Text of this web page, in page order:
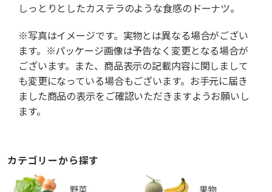
しっとりとしたカステラのような食感のドーナツ。
※写真はイメージです。実物とは異なる場合がござい
ます。※パッケージ画像は予告なく変更となる場合が
ございます。また、商品表示の記載内容に関しまして
も変更になっている場合もございます。お手元に届き
ました商品の表示をご確認いただきますようお願いし
ます。
カテゴリーから探す